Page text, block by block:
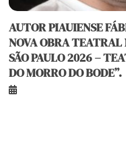
AUTOR PIAUIENSE
NOVA OBRA TEATRAL
SÃO PAULO 2026 –
DO MORRO DO BODE”.